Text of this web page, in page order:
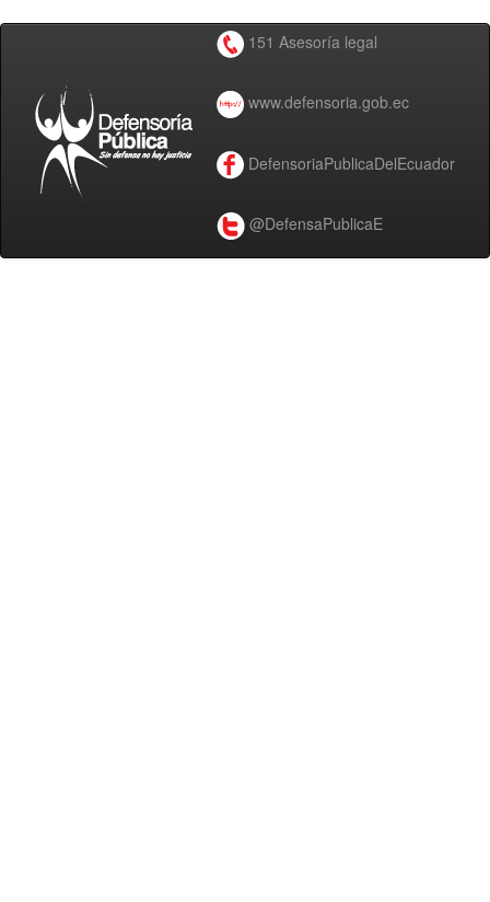
151 Asesoría legal
www.defensoria.gob.ec
DefensoriaPublicaDelEcuador
@DefensaPublicaE